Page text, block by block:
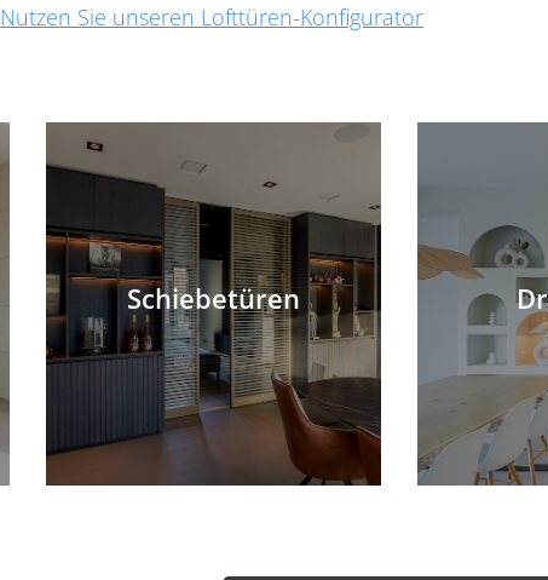
Nutzen Sie unseren Lofttüren-Konfigurator
Schiebetüren